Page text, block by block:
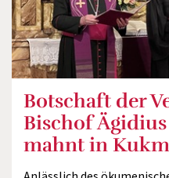
Botschaft der
Bischof
mahnt in